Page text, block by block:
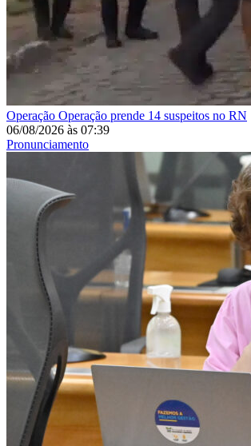
Operação Operação prende 14 suspeitos no RN
06/08/2026 às 07:39
Pronunciamento